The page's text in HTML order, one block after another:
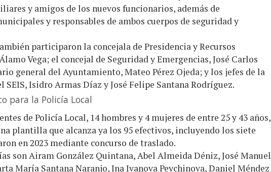
y amigos de los nuevos funcionarios, además de
y responsables de ambos cuerpos de seguridad y
participaron la concejala de Presidencia y Recursos
Vega; el concejal de Seguridad y Emergencias, José Carlos
general del Ayuntamiento, Mateo Pérez Ojeda; y los jefes de la
SEIS, Isidro Armas Díaz y José Felipe Santana Rodríguez.
para la Policía Local
de Policía Local, 14 hombres y 4 mujeres de entre 25 y 43 años,
plantilla que alcanza ya los 95 efectivos, incluyendo los siete
en 2023 mediante concurso de traslado.
son Airam González Quintana, Abel Almeida Déniz, José Manuel
María Santana Naranjo, Ina Ivanova Peychinova, Daniel Méndez